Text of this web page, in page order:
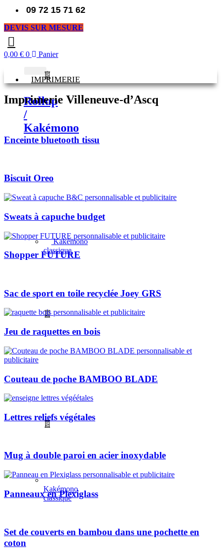
Kakémono
classique
09 72 15 71 62
DEVIS SUR MESURE
0,00 € 0 Panier
IMPRIMERIE
Rollup
/
Kakémono
Kakémono
classique
Imprimerie Villeneuve-d’Ascq
Enceinte bluetooth tissu
Biscuit Oreo
Sweats à capuche budget
Shopper FUTURE
Sac de sport en toile recyclée Joey GRS
Jeu de raquettes en bois
Couteau de poche BAMBOO BLADE
Lettres reliefs végétales
Mug à double paroi en acier inoxydable
Panneaux en Plexiglass
Set de couverts en bambou dans une pochette en
coton